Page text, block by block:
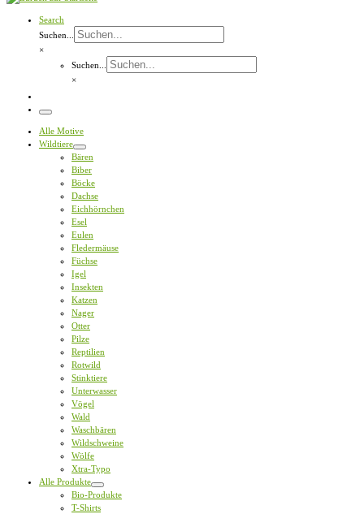
Search
Suchen...
×
Suchen...
×
Menü
Alle Motive
Wildtiere
Bären
Biber
Böcke
Dachse
Eichhörnchen
Esel
Eulen
Fledermäuse
Füchse
Igel
Insekten
Katzen
Nager
Otter
Pilze
Reptilien
Rotwild
Stinktiere
Unterwasser
Vögel
Wald
Waschbären
Wildschweine
Wölfe
Xtra-Typo
Alle Produkte
Bio-Produkte
T-Shirts